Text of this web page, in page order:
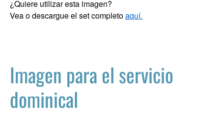
¿Quiere utilizar esta imagen?
Vea o descargue el set completoaquí.
Imagen para el servicio
dominical